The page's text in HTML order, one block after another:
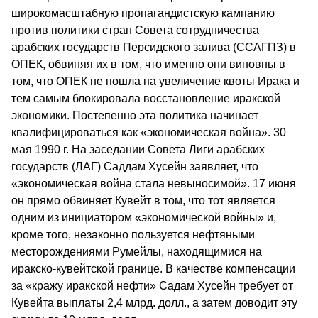
широкомасштабную пропагандистскую кампанию
против политики стран Совета сотрудничества
арабских государств Персидского залива (ССАГПЗ) в
ОПЕК, обвиняя их в том, что именно они виновны в
том, что ОПЕК не пошла на увеличение квоты Ирака и
тем самым блокировала восстановление иракской
экономики. Постепенно эта политика начинает
квалифицироваться как «экономическая война». 30
мая 1990 г. На заседании Совета Лиги арабских
государств (ЛАГ) Саддам Хусейн заявляет, что
«экономическая война стала невыносимой». 17 июня
он прямо обвиняет Кувейт в том, что тот является
одним из инициатором «экономической войны» и,
кроме того, незаконно пользуется нефтяными
месторождениями Румейлы, находящимися на
иракско-кувейтской границе. В качестве компенсации
за «кражу иракской нефти» Садам Хусейн требует от
Кувейта выплаты 2,4 млрд. долл., а затем доводит эту